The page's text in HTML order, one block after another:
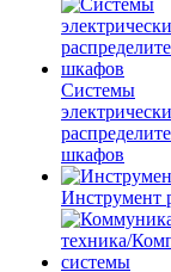
Системы
шкафов
Инструмент